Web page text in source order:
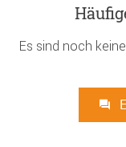
Es sind noch